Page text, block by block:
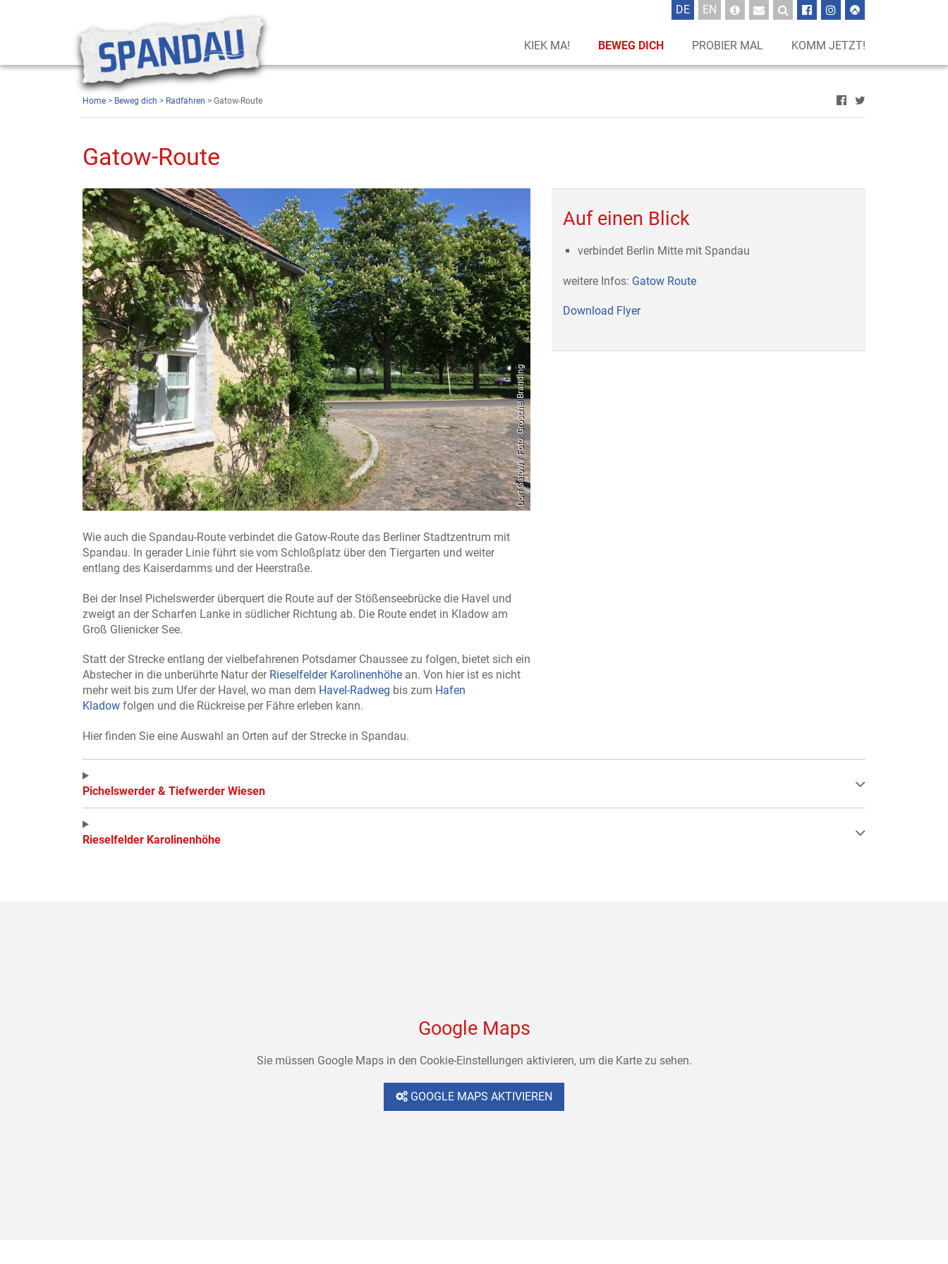
KIEK MA! BEWEG DICH PROBIER MAL KOMM JETZT!
DEUTSCH
EN GLISCH
Home > Beweg dich > Radfahren > Gatow-Route
Gatow-Route
Dorf Gatow / Foto: Gröschel Branding
Wie auch die Spandau-Route verbindet die Gatow-Route das Berliner Stadtzentrum mit
Spandau. In gerader Linie führt sie vom Schloßplatz über den Tiergarten und weiter
entlang des Kaiserdamms und der Heerstraße.
Bei der Insel Pichelswerder überquert die Route auf der Stößenseebrücke die Havel und
zweigt an der Scharfen Lanke in südlicher Richtung ab. Die Route endet in Kladow am
Groß Glienicker See.
Statt der Strecke entlang der vielbefahrenen Potsdamer Chaussee zu folgen, bietet sich ein
Abstecher in die unberührte Natur der Rieselfelder Karolinenhöhe an. Von hier ist es nicht
mehr weit bis zum Ufer der Havel, wo man dem Havel-Radweg bis zum Hafen
Kladow folgen und die Rückreise per Fähre erleben kann.
Hier finden Sie eine Auswahl an Orten auf der Strecke in Spandau.
Auf einen Blick
verbindet Berlin Mitte mit Spandau
weitere Infos: Gatow Route
Download Flyer
Pichelswerder & Tiefwerder Wiesen
Rieselfelder Karolinenhöhe
Google Maps
Sie müssen Google Maps in den Cookie-Einstellungen aktivieren, um die Karte zu sehen.
GOOGLE MAPS AKTIVIEREN